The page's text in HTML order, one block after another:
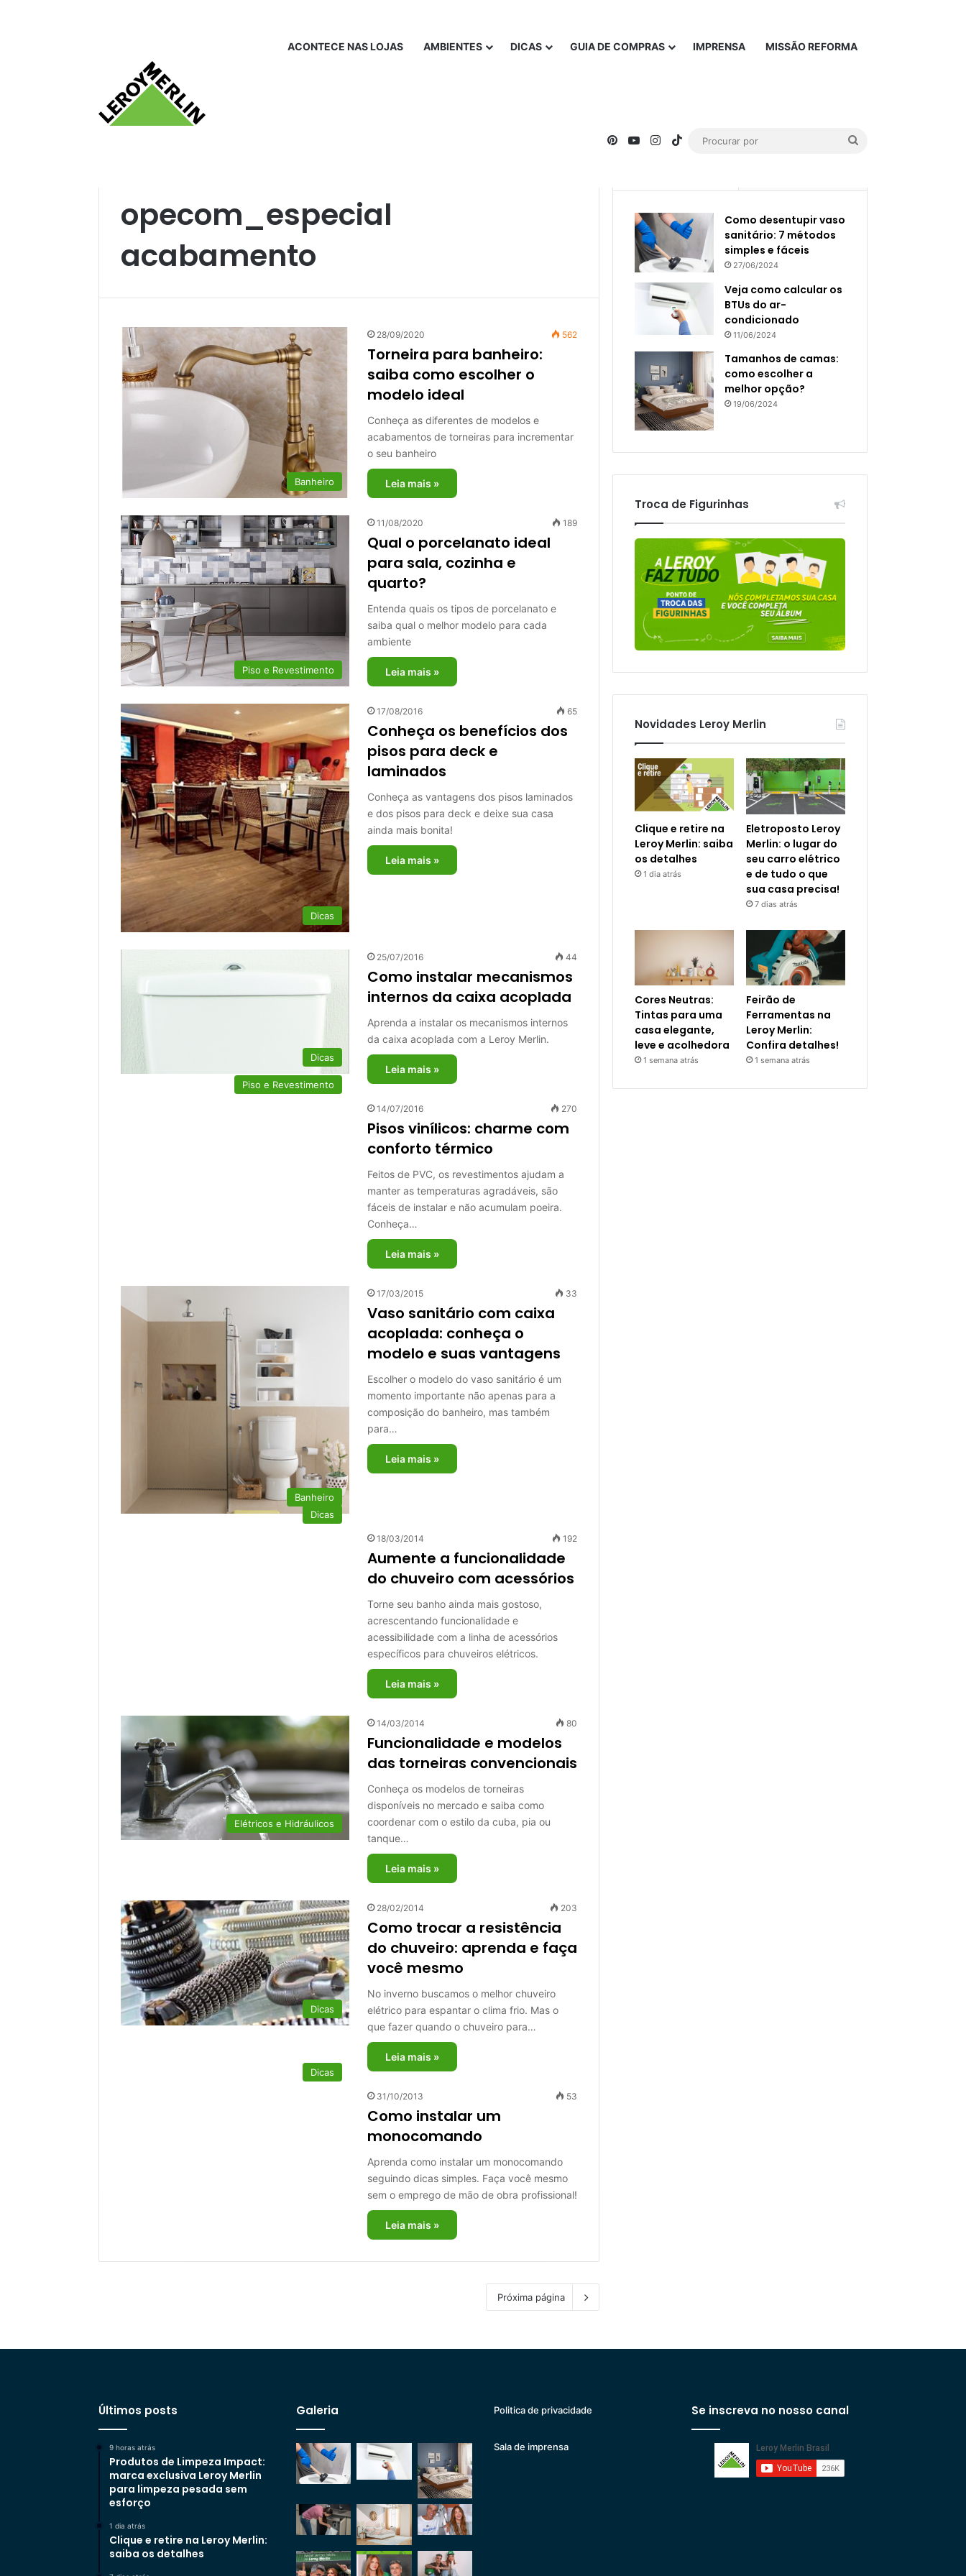
ACONTECE NAS LOJAS AMBIENTES DICAS GUIA DE COMPRAS IMPRENSA MISSÃO REFORMA
PinterestYouTubeInstagram
TikTok
opecom_especial
acabamento
Banheiro
28/09/2020 562
Torneira para banheiro:
saiba como escolher o
modelo ideal
Conheça as diferentes de modelos e
acabamentos de torneiras para incrementar
o seu banheiro
Leia mais »
Piso e Revestimento
11/08/2020 189
Qual o porcelanato ideal
para sala, cozinha e
quarto?
Entenda quais os tipos de porcelanato e
saiba qual o melhor modelo para cada
ambiente
Leia mais »
Dicas
17/08/2016 65
Conheça os benefícios dos
pisos para deck e
laminados
Conheça as vantagens dos pisos laminados
e dos pisos para deck e deixe sua casa
ainda mais bonita!
Leia mais »
Dicas
25/07/2016 44
Como instalar mecanismos
internos da caixa acoplada
Aprenda a instalar os mecanismos internos
da caixa acoplada com a Leroy Merlin.
Leia mais »
Piso e Revestimento
14/07/2016 270
Pisos vinílicos: charme com
conforto térmico
Feitos de PVC, os revestimentos ajudam a
manter as temperaturas agradáveis, são
fáceis de instalar e não acumulam poeira.
Conheça…
Leia mais »
Banheiro
17/03/2015 33
Vaso sanitário com caixa
acoplada: conheça o
modelo e suas vantagens
Escolher o modelo do vaso sanitário é um
momento importante não apenas para a
composição do banheiro, mas também
para…
Leia mais »
Dicas
18/03/2014 192
Aumente a funcionalidade
do chuveiro com acessórios
Torne seu banho ainda mais gostoso,
acrescentando funcionalidade e
acessibilidade com a linha de acessórios
específicos para chuveiros elétricos.
Leia mais »
Elétricos e Hidráulicos
14/03/2014 80
Funcionalidade e modelos
das torneiras convencionais
Conheça os modelos de torneiras
disponíveis no mercado e saiba como
coordenar com o estilo da cuba, pia ou
tanque…
Leia mais »
Dicas
28/02/2014 203
Como trocar a resistência
do chuveiro: aprenda e faça
você mesmo
No inverno buscamos o melhor chuveiro
elétrico para espantar o clima frio. Mas o
que fazer quando o chuveiro para…
Leia mais »
Dicas
31/10/2013 53
Como instalar um
monocomando
Aprenda como instalar um monocomando
seguindo dicas simples. Faça você mesmo
sem o emprego de mão de obra profissional!
Leia mais »
Próxima página
Como desentupir vaso
sanitário: 7 métodos
simples e fáceis
27/06/2024
Veja como calcular os
BTUs do ar-
condicionado
11/06/2024
Tamanhos de camas:
como escolher a
melhor opção?
19/06/2024
Troca de Figurinhas
Novidades Leroy Merlin
Clique e retire na
Leroy Merlin: saiba
os detalhes
1 dia atrás
Eletroposto Leroy
Merlin: o lugar do
seu carro elétrico
e de tudo o que
sua casa precisa!
7 dias atrás
Cores Neutras:
Tintas para uma
casa elegante,
leve e acolhedora
1 semana atrás
Feirão de
Ferramentas na
Leroy Merlin:
Confira detalhes!
1 semana atrás
Últimos posts
9 horas atrás
Produtos de Limpeza Impact:
marca exclusiva Leroy Merlin
para limpeza pesada sem
esforço
1 dia atrás
Clique e retire na Leroy Merlin:
saiba os detalhes
Galeria Politica de privacidade
Sala de imprensa
Se inscreva no nosso canal